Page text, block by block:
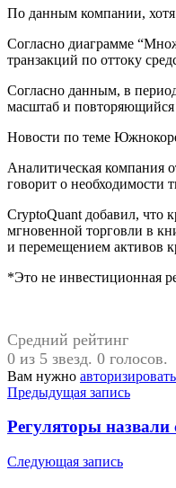
По данным компании, хотя
Согласно диаграмме
транзакций по оттоку
Согласно данным, в
масштаб и повторяющийся
Новости по теме
Аналитическая компания
говорит о необходимости
CryptoQuant добавил, что
мгновенной торговли в
и перемещением активов
*Это не инвестиционная
Средний рейтинг
0 из 5 звезд. 0 голосов.
Вам нужно
Навигация
по
записям
Предыдущая запись
Регуляторы
Следующая запись